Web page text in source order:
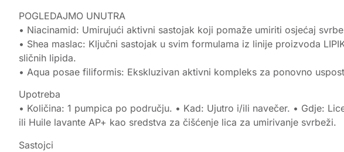
POGLEDAJMO UNUTRA
• Niacinamid: Umirujući aktivni sastojak koji pomaže umiriti osjećaj
• Shea maslac: Ključni sastojak u svim formulama iz linije proizvoda
sličnih lipida.
• Aqua posae filiformis: Ekskluzivan aktivni kompleks za ponovno
Upotreba
• Količina: 1 pumpica po području. • Kad: Ujutro i/ili navečer. • Gdje:
ili Huile lavante AP+ kao sredstva za čišćenje lica za umirivanje svrbeži.
Sastojci